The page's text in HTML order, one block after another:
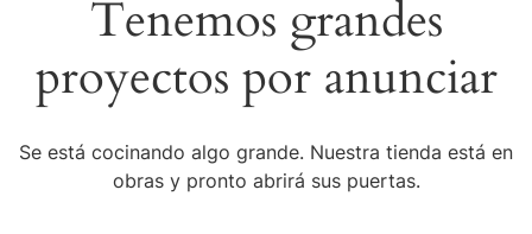
Tenemos grandes
proyectos por anunciar
Se está cocinando algo grande. Nuestra tienda está en
obras y pronto abrirá sus puertas.